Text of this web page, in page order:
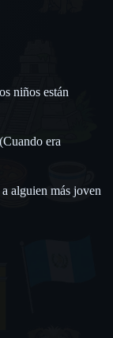
niños están
era
alguien más joven